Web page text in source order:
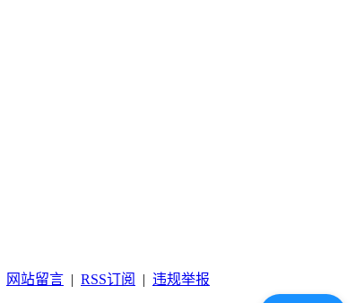
网站留言 | RSS订阅 | 违规举报